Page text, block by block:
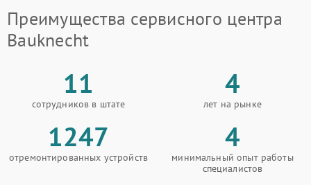
Преимущества сервисного центра
Bauknecht
11
сотрудников в штате
4
лет на рынке
1247
отремонтированных устройств
4
минимальный опыт работы
специалистов